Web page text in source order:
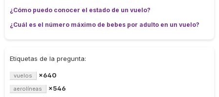
¿Cómo puedo conocer el estado de un vuelo?
¿Cuál es el número máximo de bebes por adulto en un vuelo?
Etiquetas de la pregunta:
vuelos ×640
aerolíneas ×546